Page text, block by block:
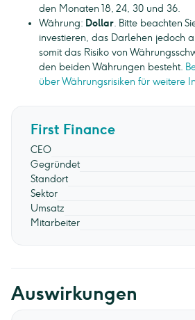
den Monaten 18, 24, 30 und 36.
Währung: Dollar. Bitte beachten
investieren, das Darlehen jedoch
somit das Risiko von
den beiden Währungen besteht.
über Währungsrisiken für weitere
First Finance
CEO
Gegründet
Standort
Sektor
Umsatz
Mitarbeiter
Auswirkungen